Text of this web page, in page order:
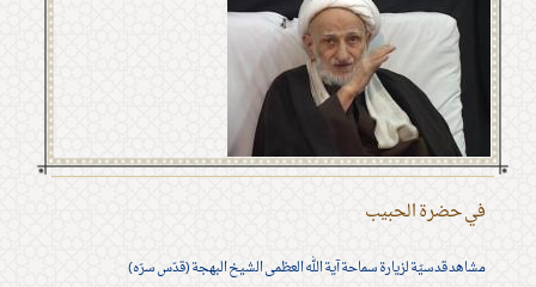
في حضرة الحبيب
مشاهد قدسيّة لزيارة سماحة آية الله العظمى الشيخ البهجة (قدّس سرّه)